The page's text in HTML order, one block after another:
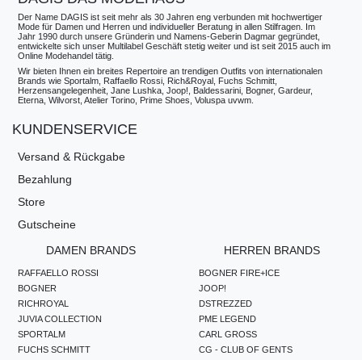
Der Name DAGIS ist seit mehr als 30 Jahren eng verbunden mit hochwertiger
Mode für Damen und Herren und individueller Beratung in allen Stilfragen. Im
Jahr 1990 durch unsere Gründerin und Namens-Geberin Dagmar gegründet,
entwickelte sich unser Multilabel Geschäft stetig weiter und ist seit 2015 auch im
Online Modehandel tätig.
Wir bieten Ihnen ein breites Repertoire an trendigen Outfits von internationalen
Brands wie Sportalm, Raffaello Rossi, Rich&Royal, Fuchs Schmitt,
Herzensangelegenheit, Jane Lushka, Joop!, Baldessarini, Bogner, Gardeur,
Eterna, Wilvorst, Atelier Torino, Prime Shoes, Voluspa uvwm.
KUNDENSERVICE
Versand & Rückgabe
Bezahlung
Store
Gutscheine
DAMEN BRANDS
RAFFAELLO ROSSI
BOGNER
RICHROYAL
JUVIA COLLECTION
SPORTALM
FUCHS SCHMITT
HERREN BRANDS
BOGNER FIRE+ICE
JOOP!
DSTREZZED
PME LEGEND
CARL GROSS
CG - CLUB OF GENTS